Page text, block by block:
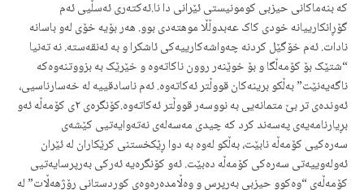
کە بنەماکانی حیزبی کومونیستی ئێرانی دا نا.ئەکتەری ئەسڵیی ئەم
گۆڕانکارییانە خودی کاک عەبدوڵڵا موهتەدی بوو. هەر بۆیە خۆی لەو باسانە
نادات. ئەم خۆگێل کردنە چەواشەکارییەکی ئاشکرا و بە ئەنقەستە. نە تەنیا
“شتێک بۆ کۆمەڵگا و بۆ خوێنەر روون ناکاتەوە و خێرێک بە بزووتنەوەکە
ناگەیەنێت” بەڵکو برینەکان قووڵتر ئەکاتەوە. ئەم ناسادقییە لە خەسارناسیی،
ئەوندەی تر بێ متمانەیی بە نووسەر قووڵتر ئەکاتەوە.کۆنگرەی ٢ی کۆمەڵە ئەو
بڕیارنامەیەی پەسەند کرد کە چیدی مەسەلەی نەتەوایەتیی کێشەی
سەرەکیی کۆمەڵە نابێت، بەڵکو لەوە بە دوا ڕێکخستنی کرێکاران لە ئێران
ئەولەوییەتی سەرەکی کۆمەڵە دەبێت. ئەو کۆنگرەیە ئەرکی بەرپرسایەتیی
کۆمەڵەی “وەکوو حیزبی بەرپرس و وەڵامدەرەوەی کوردستانی ڕۆژهەڵات” لە